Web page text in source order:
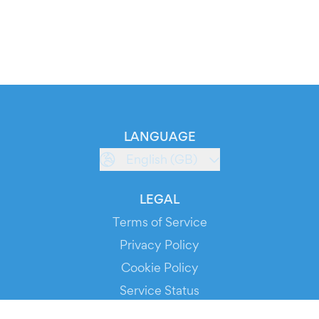
LANGUAGE
English (GB)
LEGAL
Terms of Service
Privacy Policy
Cookie Policy
Service Status